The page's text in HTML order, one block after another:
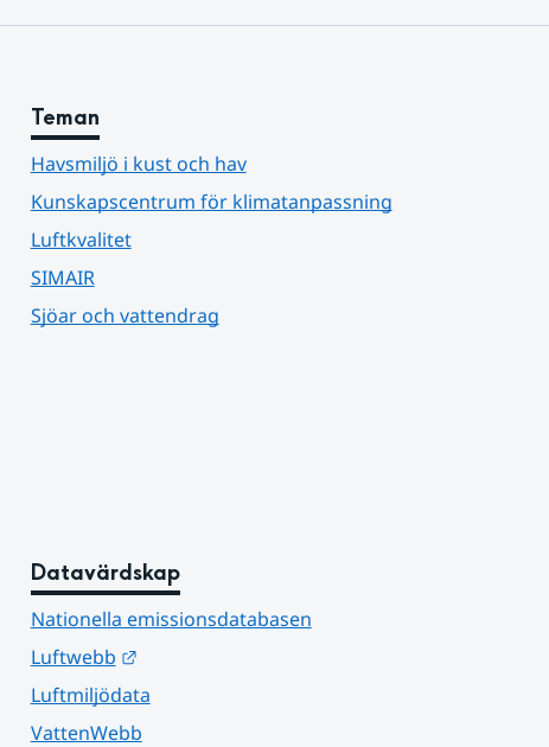
Teman
Havsmiljö i kust och hav
Kunskapscentrum för klimatanpassning
Luftkvalitet
SIMAIR
Sjöar och vattendrag
Datavärdskap
Nationella emissionsdatabasen
Luftwebb
Länk till annan webbplats.
Luftmiljödata
VattenWebb